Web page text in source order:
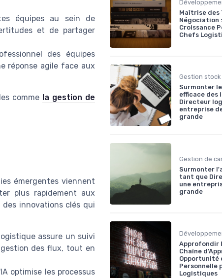
équipes au sein de
et de partager
des équipes
réponse agile face aux
comme la gestion de
émergentes viennent
plus rapidement aux
innovations clés qui
assure un suivi
des flux, tout en
optimise les processus
Maîtrise des
Négociation
Croissance
Chefs
Gestion stock
Surmonter
efficace des
Directeur
entreprise
grande
Gestion de
Surmonter
tant que
une
grande
Approfondir
Chaîne
Opportunité
Personnelle
Logistiques